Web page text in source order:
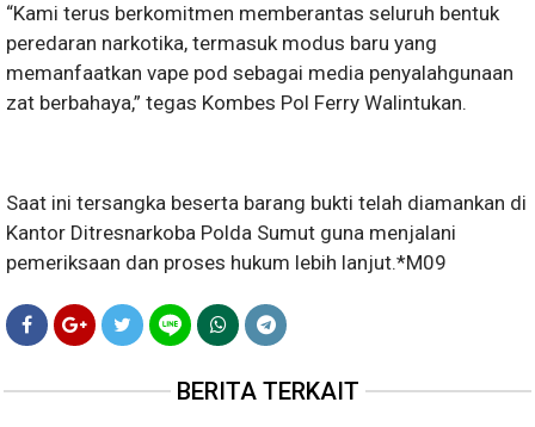
“Kami terus berkomitmen memberantas seluruh bentuk
peredaran narkotika, termasuk modus baru yang
memanfaatkan vape pod sebagai media penyalahgunaan
zat berbahaya,” tegas Kombes Pol Ferry Walintukan.
Saat ini tersangka beserta barang bukti telah diamankan di
Kantor Ditresnarkoba Polda Sumut guna menjalani
pemeriksaan dan proses hukum lebih lanjut.*M09
BERITA TERKAIT